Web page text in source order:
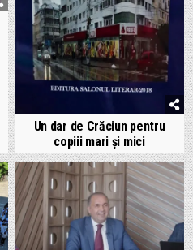
Un dar de Crăciun pentru
copiii mari și mici